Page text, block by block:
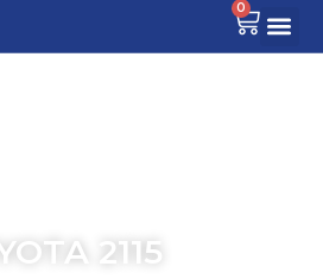
0
2115